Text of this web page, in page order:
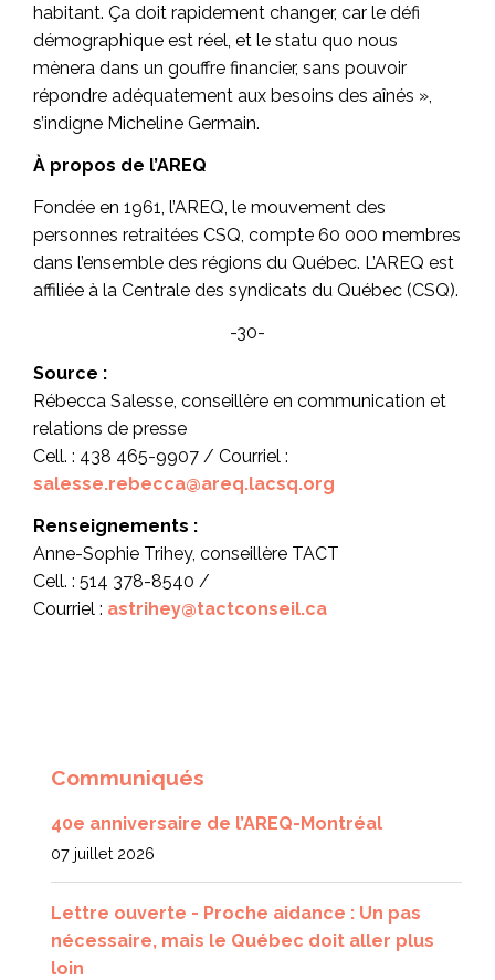
habitant. Ça doit rapidement changer, car le défi
démographique est réel, et le statu quo nous
mènera dans un gouffre financier, sans pouvoir
répondre adéquatement aux besoins des aînés »,
s’indigne Micheline Germain.
À propos de l’AREQ
Fondée en 1961, l’AREQ, le mouvement des
personnes retraitées CSQ, compte 60 000 membres
dans l’ensemble des régions du Québec. L’AREQ est
affiliée à la Centrale des syndicats du Québec (CSQ).
-30-
Source :
Rébecca Salesse, conseillère en communication et
relations de presse
Cell. : 438 465-9907 / Courriel :
salesse.rebecca@areq.lacsq.org
Renseignements :
Anne-Sophie Trihey, conseillère TACT
Cell. : 514 378-8540 /
Courriel : astrihey@tactconseil.ca
Communiqués
40e anniversaire de l’AREQ-Montréal
07 juillet 2026
Lettre ouverte - Proche aidance : Un pas
nécessaire, mais le Québec doit aller plus
loin